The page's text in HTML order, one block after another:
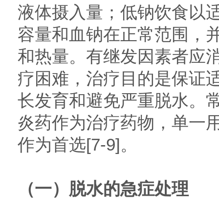
液体摄入量；低钠饮食以
容量和血钠在正常范围，
和热量。有继发因素者应
疗困难，治疗目的是保证
长发育和避免严重脱水。
炎药作为治疗药物，单一
作为首选[7-9]。
（一）脱水的急症处理